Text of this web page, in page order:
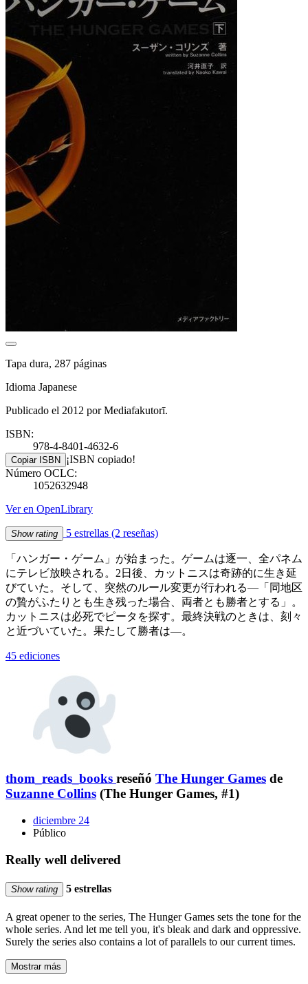
Tapa dura, 287 páginas
Idioma Japanese
Publicado el 2012 por Mediafakutorī.
ISBN:
978-4-8401-4632-6
Copiar ISBN ¡ISBN copiado!
Número OCLC:
1052632948
Ver en OpenLibrary
Show rating 5 estrellas (2 reseñas)
「ハンガー・ゲーム」が始まった。ゲームは逐一、全パネム
にテレビ放映される。2日後、カットニスは奇跡的に生き延
びていた。そして、突然のルール変更が行われる―「同地区
の贄がふたりとも生き残った場合、両者とも勝者とする」。
カットニスは必死でピータを探す。最終決戦のときは、刻々
と近づいていた。果たして勝者は―。
45 ediciones
thom_reads_books reseñó The Hunger Games de
Suzanne Collins (The Hunger Games, #1)
diciembre 24
Público
Really well delivered
Show rating 5 estrellas
A great opener to the series, The Hunger Games sets the tone for the
whole series. And let me tell you, it's bleak and dark and oppressive.
Surely the series also contains a lot of parallels to our current times.
Mostrar más